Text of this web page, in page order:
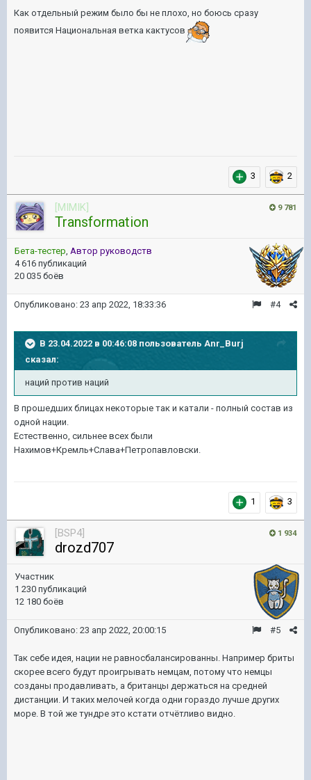
Как отдельный режим было бы не плохо, но боюсь сразу
появится Национальная ветка кактусов
3 2
9 781
[MIMIK]
Transformation
Бета-тестер Автор руководств
4 616 публикаций
20 035 боёв
#4
Опубликовано: 23 апр 2022, 18:33:36
В 23.04.2022 в 00:46:08 пользователь Anr_Burj
сказал:
наций против наций
В прошедших блицах некоторые так и катали - полный состав из
одной нации.
Естественно, сильнее всех были
Нахимов+Кремль+Слава+Петропавловски.
1 3
1 934
[BSP4]
drozd707
Участник
1 230 публикаций
12 180 боёв
#5
Опубликовано: 23 апр 2022, 20:00:15
Так себе идея, нации не равносбалансированны. Например бриты
скорее всего будут проигрывать немцам, потому что немцы
созданы продавливать, а британцы держаться на средней
дистанции. И таких мелочей когда одни гораздо лучше других
море. В той же тундре это кстати отчётливо видно.